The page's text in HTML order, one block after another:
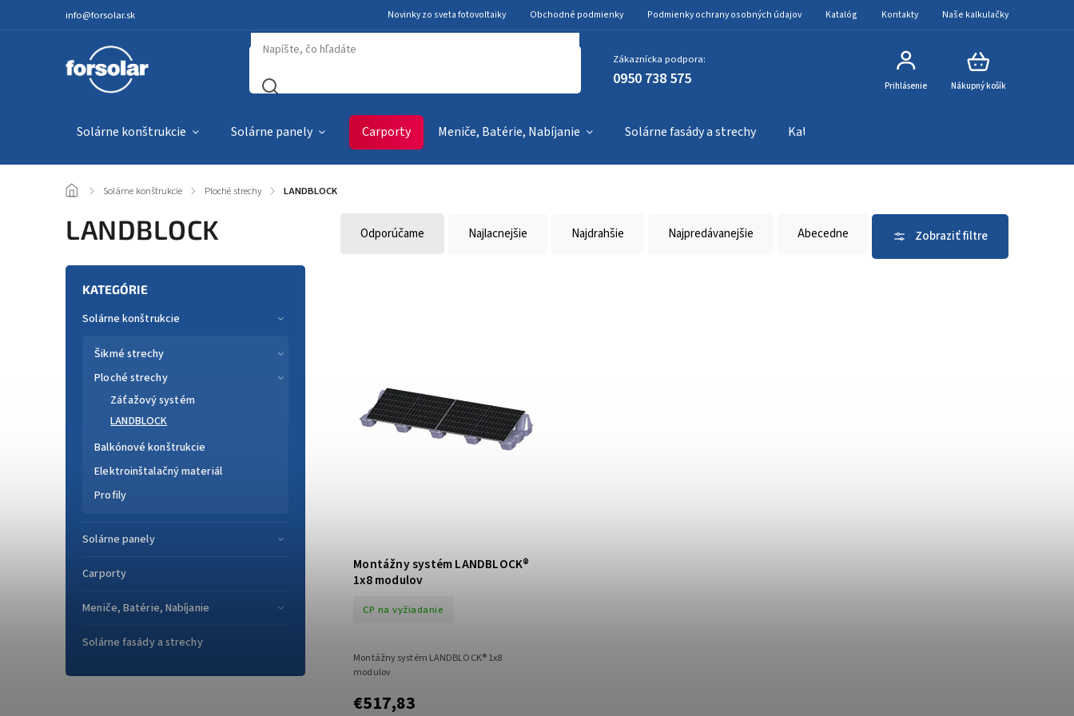
info@forsolar.sk Novinky zo sveta fotovoltaiky Obchodné podmienky Podmienky ochrany osobných údajov Katalóg Kontakty Naše kalkulačky
Zákaznícka podpora:
0950 738 575 Nákupný košík
Prihlásenie
Solárne konštrukcie Solárne panely Carporty Meniče, Batérie, Nabíjanie Solárne fasády a strechy Katalóg
/ Solárne konštrukcie / Ploché strechy / LANDBLOCK
LANDBLOCK
KATEGÓRIE
Solárne konštrukcie
Šikmé strechy
Ploché strechy
Záťažový systém
LANDBLOCK
Balkónové konštrukcie
Elektroinštalačný materiál
Profily
Solárne panely
Carporty
Meniče, Batérie, Nabíjanie
Solárne fasády a strechy
Odporúčame Najlacnejšie Najdrahšie Najpredávanejšie Abecedne
Montážny systém LANDBLOCK®
1x8 modulov
CP na vyžiadanie
€517,83
Montážny systém LANDBLOCK® 1x8
modulov